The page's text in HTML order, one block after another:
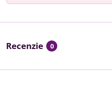
Recenzie 0